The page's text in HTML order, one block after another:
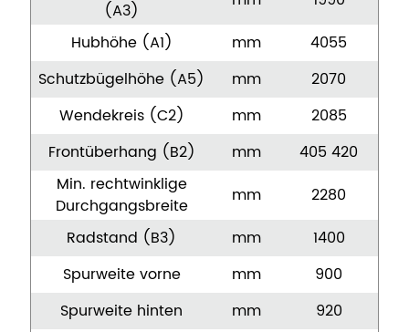
(A3)
Hubhöhe (A1)
mm
4055
Schutzbügelhöhe (A5)
mm
2070
Wendekreis (C2)
mm
2085
Frontüberhang (B2)
mm
405 420
Min. rechtwinklige
Durchgangsbreite
mm
2280
Radstand (B3)
mm
1400
Spurweite vorne
mm
900
Spurweite hinten
mm
920